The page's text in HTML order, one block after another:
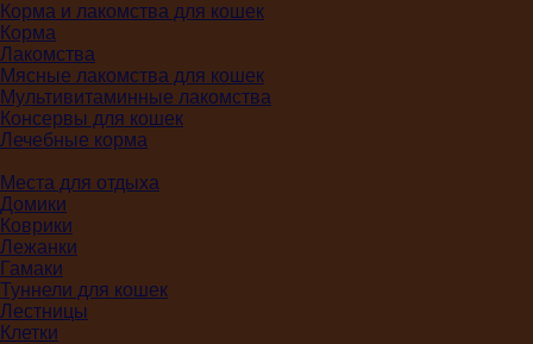
Корма и лакомства для кошек
Корма
Лакомства
Мясные лакомства для кошек
Мультивитаминные лакомства
Консервы для кошек
Лечебные корма
Места для отдыха
Домики
Коврики
Лежанки
Гамаки
Туннели для кошек
Лестницы
Клетки